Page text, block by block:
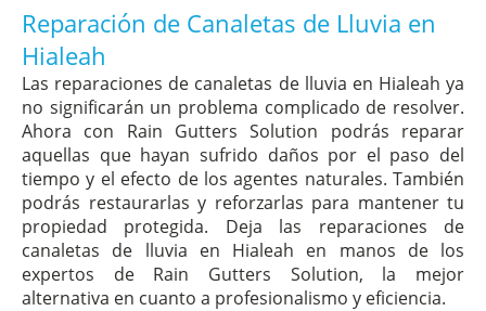
Reparación de Canaletas de Lluvia en
Hialeah
Las reparaciones de canaletas de lluvia en Hialeah ya
no significarán un problema complicado de resolver.
Ahora con Rain Gutters Solution podrás reparar
aquellas que hayan sufrido daños por el paso del
tiempo y el efecto de los agentes naturales. También
podrás restaurarlas y reforzarlas para mantener tu
propiedad protegida. Deja las reparaciones de
canaletas de lluvia en Hialeah en manos de los
expertos de Rain Gutters Solution, la mejor
alternativa en cuanto a profesionalismo y eficiencia.